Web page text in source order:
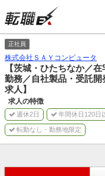
正社員
株式会社ＳＡＹコンピュータ
【茨城・ひたちなか／
勤務／自社製品・受託
求人】
求人の特徴
週休2日 年間休日120日
転勤なし・勤務地限定